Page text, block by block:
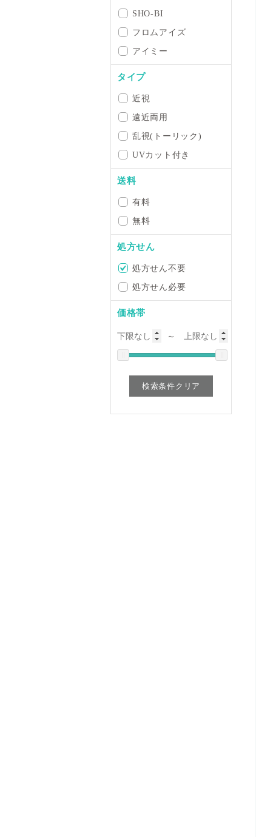
SHO-BI
フロムアイズ
アイミー
タイプ
近視
遠近両用
乱視(トーリック)
UVカット付き
送料
有料
無料
処方せん
処方せん不要
処方せん必要
価格帯
～
検索条件クリア